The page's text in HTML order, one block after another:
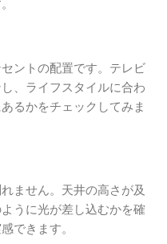
ントの配置です。テレビ
、ライフスタイルに合わ
るかをチェックしてみま
ません。天井の高さが及
うに光が差し込むかを確
できます。